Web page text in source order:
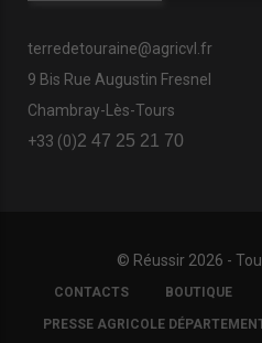
terredetouraine@agricvl.fr
9 Bis Rue Augustin Fresnel
Chambray-Lès-Tours
+33 (0)2 47 25 21 70
© Réussir 2026 -
FOOTER
COPYRIGHT
CONTACTS BOUTIQUE
PRESSE AGRICOLE